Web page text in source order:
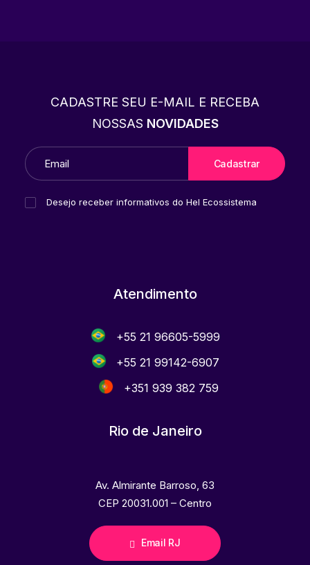
CADASTRE SEU E-MAIL E RECEBA
NOSSAS NOVIDADES
Desejo receber informativos do Hel Ecossistema
Atendimento
+55 21 96605-5999
+55 21 99142-6907
+351 939 382 759
Rio de Janeiro
Av. Almirante Barroso, 63
CEP 20031.001 – Centro
Email RJ